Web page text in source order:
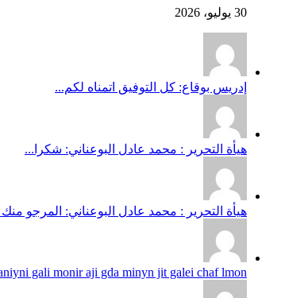
30 يوليو، 2026
إدريس بوقاع: كل التوفيق اتمناه لكم...
هيأة التحرير : محمد عادل البوعناني: شكرا...
هيأة التحرير : محمد عادل البوعناني: المرجو
gali monir aji gda minyn jit galei chaf lmon...